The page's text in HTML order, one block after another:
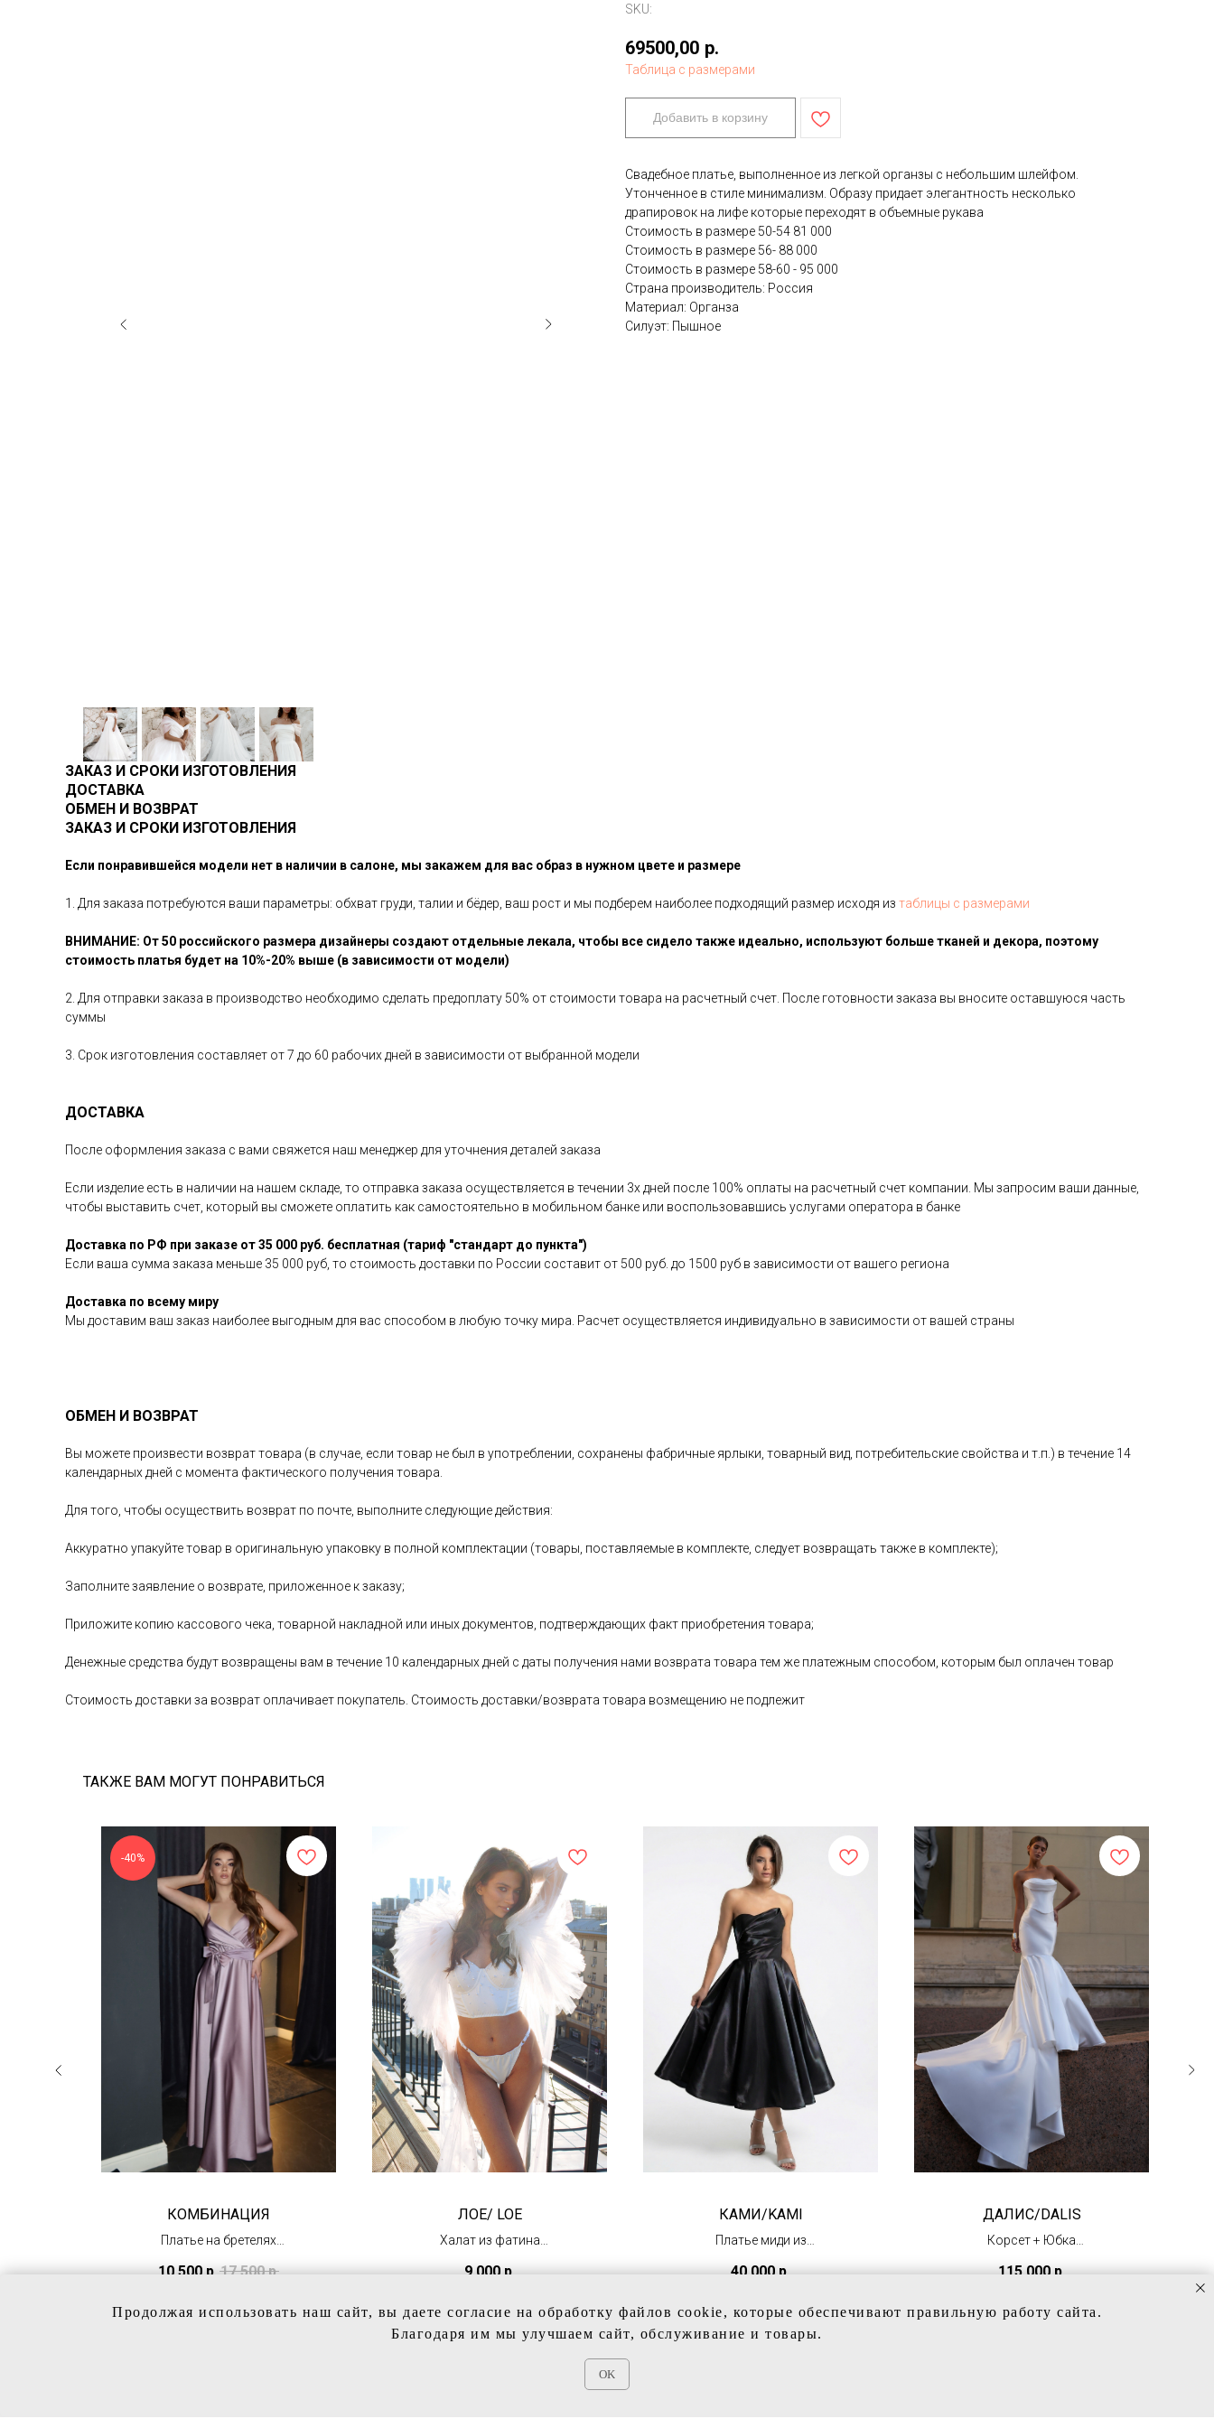
SKU:
69500,00 р.
Таблица с размерами
Добавить в корзину
Свадебное платье, выполненное из легкой органзы с небольшим шлейфом.
Утонченное в стиле минимализм. Образу придает элегантность несколько
драпировок на лифе которые переходят в объемные рукава
Стоимость в размере 50-54 81 000
Стоимость в размере 56- 88 000
Стоимость в размере 58-60 - 95 000
Страна производитель: Россия
Материал: Органза
Силуэт: Пышное
ЗАКАЗ И СРОКИ ИЗГОТОВЛЕНИЯ
ДОСТАВКА
ОБМЕН И ВОЗВРАТ
ЗАКАЗ И СРОКИ ИЗГОТОВЛЕНИЯ
Если понравившейся модели нет в наличии в салоне, мы закажем для вас образ в нужном цвете и размере
1. Для заказа потребуются ваши параметры: обхват груди, талии и бёдер, ваш рост и мы подберем наиболее подходящий размер исходя из таблицы с размерами
ВНИМАНИЕ: От 50 российского размера дизайнеры создают отдельные лекала, чтобы все сидело также идеально, используют больше тканей и декора, поэтому
стоимость платья будет на 10%-20% выше (в зависимости от модели)
2. Для отправки заказа в производство необходимо сделать предоплату 50% от стоимости товара на расчетный счет. После готовности заказа вы вносите оставшуюся часть
суммы
3. Срок изготовления составляет от 7 до 60 рабочих дней в зависимости от выбранной модели
ДОСТАВКА
После оформления заказа с вами свяжется наш менеджер для уточнения деталей заказа
Если изделие есть в наличии на нашем складе, то отправка заказа осуществляется в течении 3х дней после 100% оплаты на расчетный счет компании. Мы запросим ваши данные,
чтобы выставить счет, который вы сможете оплатить как самостоятельно в мобильном банке или воспользовавшись услугами оператора в банке
Доставка по РФ при заказе от 35 000 руб. бесплатная (тариф "стандарт до пункта")
Если ваша сумма заказа меньше 35 000 руб, то стоимость доставки по России составит от 500 руб. до 1500 руб в зависимости от вашего региона
Доставка по всему миру
Мы доставим ваш заказ наиболее выгодным для вас способом в любую точку мира. Расчет осуществляется индивидуально в зависимости от вашей страны
ОБМЕН И ВОЗВРАТ
Вы можете произвести возврат товара (в случае, если товар не был в употреблении, сохранены фабричные ярлыки, товарный вид, потребительские свойства и т.п.) в течение 14
календарных дней с момента фактического получения товара.
Для того, чтобы осуществить возврат по почте, выполните следующие действия:
Аккуратно упакуйте товар в оригинальную упаковку в полной комплектации (товары, поставляемые в комплекте, следует возвращать также в комплекте);
Заполните заявление о возврате, приложенное к заказу;
Приложите копию кассового чека, товарной накладной или иных документов, подтверждающих факт приобретения товара;
Денежные средства будут возвращены вам в течение 10 календарных дней с даты получения нами возврата товара тем же платежным способом, которым был оплачен товар
Стоимость доставки за возврат оплачивает покупатель. Стоимость доставки/возврата товара возмещению не подлежит
ТАКЖЕ ВАМ МОГУТ ПОНРАВИТЬСЯ
-40%
КОМБИНАЦИЯ
Платье на бретелях
"Олимпийский")
10 500 р.17 500 р.
ЛОЕ/ LOE
Халат из фатина
9 000 р.
КАМИ/KAMI
Платье миди из
(под заказ)
40 000 р.
ДАЛИС/DALIS
Корсет + Юбка
115 000 р.
Продолжая использовать наш сайт, вы даете согласие на обработку файлов cookie, которые обеспечивают правильную работу сайта.
Благодаря им мы улучшаем сайт, обслуживание и товары.
OK